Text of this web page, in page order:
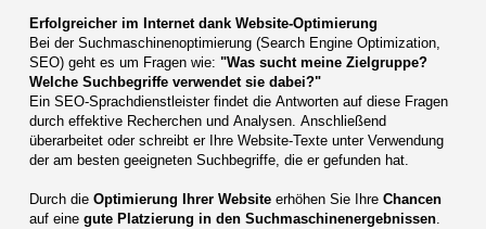
Erfolgreicher im Internet dank Website-Optimierung
Bei der Suchmaschinenoptimierung (Search Engine Optimization,
SEO) geht es um Fragen wie: "Was sucht meine Zielgruppe?
Welche Suchbegriffe verwendet sie dabei?"
Ein SEO-Sprachdienstleister findet die Antworten auf diese Fragen
durch effektive Recherchen und Analysen. Anschließend
überarbeitet oder schreibt er Ihre Website-Texte unter Verwendung
der am besten geeigneten Suchbegriffe, die er gefunden hat.
Durch die Optimierung Ihrer Websiteerhöhen Sie Ihre Chancen
auf eine gute Platzierung in den Suchmaschinenergebnissen.